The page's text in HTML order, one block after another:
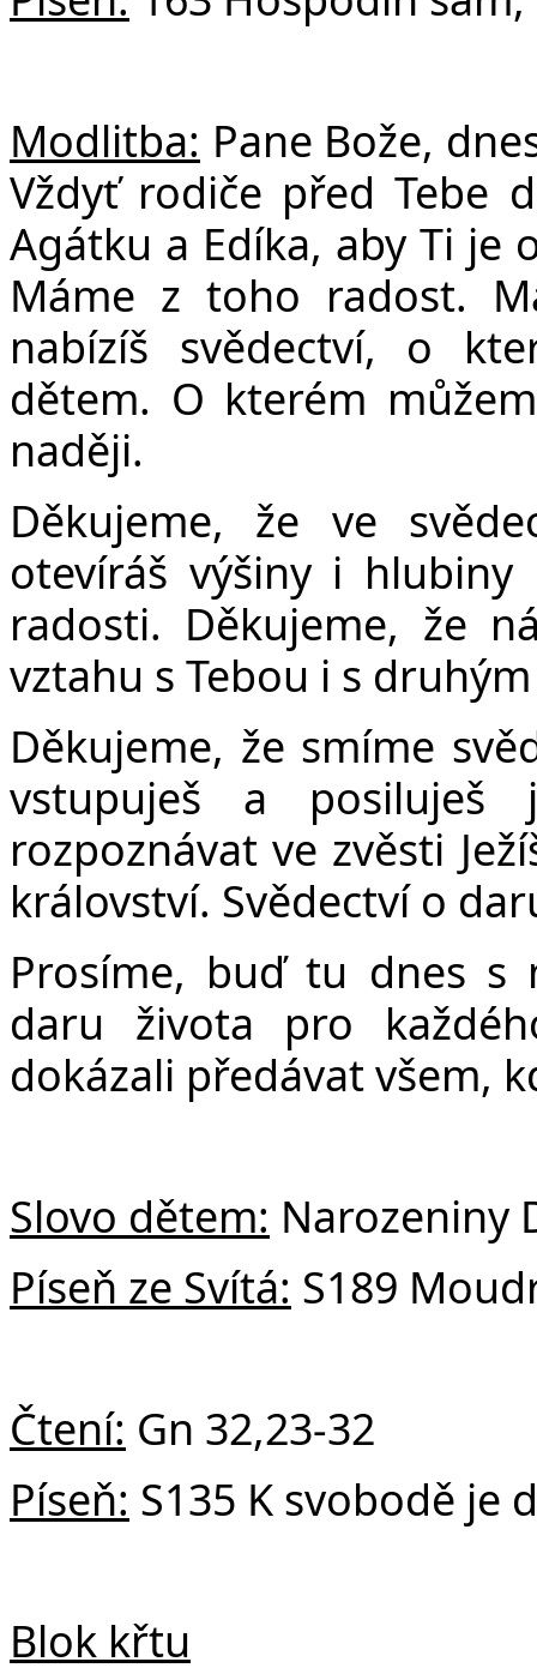
Modlitba: Pane Bože,
Vždyť rodiče před Tebe
Agátku a Edíka, aby Ti je
Máme z toho radost.
nabízíš svědectví, o
dětem. O kterém
naději.
Děkujeme, že ve
otevíráš výšiny i
radosti. Děkujeme, že
vztahu s Tebou i s
Děkujeme, že smíme
vstupuješ a
rozpoznávat ve zvěsti
království. Svědectví o
Prosíme, buď tu dnes s
daru života pro
dokázali předávat všem,
Slovo dětem: Narozeniny
Píseň ze Svítá: S189
Čtení: Gn 32,23-32
Píseň: S135 K svobodě je
Blok křtu